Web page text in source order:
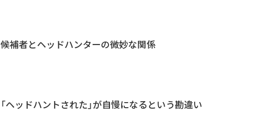
候補者とヘッドハンターの微妙な関係
「ヘッドハントされた」が自慢になるという勘違い